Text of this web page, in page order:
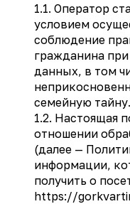
1.1. Оператор
условием
соблюдение
гражданина
данных, в том
семейную тайну.
1.2. Настоящая
отношении
(далее —
информации,
получить о
https://